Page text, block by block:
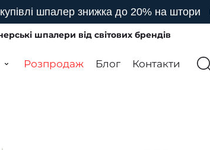
шпалер знижка до 20% на штори
шпалери від світових брендів
Розпродаж Блог Контакти